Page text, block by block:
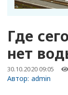
Где
нет
30.10.2020 09:05
Автор: admin